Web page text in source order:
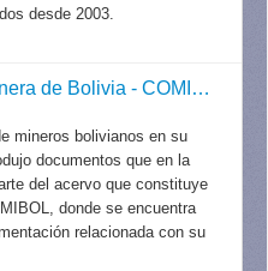
desde 2003.
Corporación Minera de Bolivia - COMIBOL
mineros bolivianos en su
documentos que en la
del acervo que constituye
donde se encuentra
relacionada con su